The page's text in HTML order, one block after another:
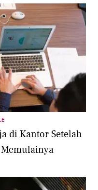
di Kantor Setelah